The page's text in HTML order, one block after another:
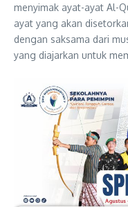
menyimak ayat-ayat Al-
ayat yang akan
dengan saksama dari
yang diajarkan untuk